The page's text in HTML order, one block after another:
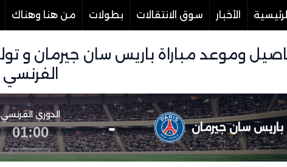
الرئيسية الأخبار سوق الانتقالات بطولات من هنا وهناك
الفرنسي
باريس سان جيرمان -
الدوري الفرنسي
01:00